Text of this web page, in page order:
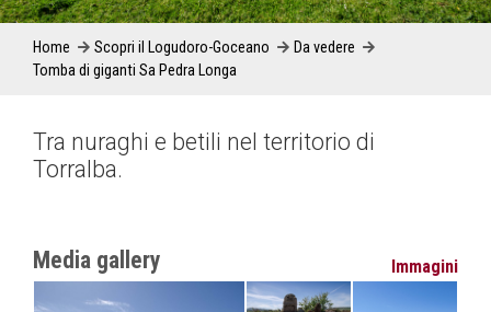
Home Scopri il Logudoro-Goceano
Da vedere
Tomba di giganti Sa Pedra Longa
Tra nuraghi e betili nel territorio di
Torralba.
Media gallery Immagini